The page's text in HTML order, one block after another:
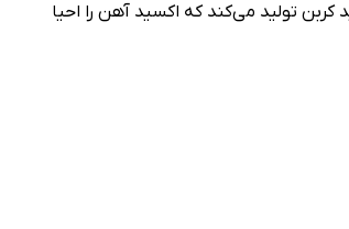
تولید می‌کند که اکسید آهن را احیا